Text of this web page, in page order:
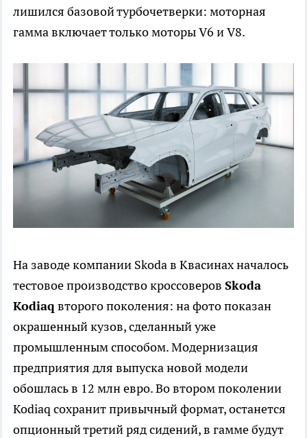
лишился базовой турбочетверки: моторная
гамма включает только моторы V6 и V8.
На заводе компании Skoda в Квасинах началось
тестовое производство кроссоверов Skoda
Kodiaq второго поколения: на фото показан
окрашенный кузов, сделанный уже
промышленным способом. Модернизация
предприятия для выпуска новой модели
обошлась в 12 млн евро. Во втором поколении
Kodiaq сохранит привычный формат, останется
опционный третий ряд сидений, в гамме будут